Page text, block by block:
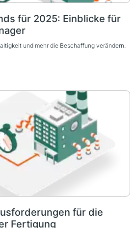
für 2025: Einblicke für
und mehr die Beschaffung verändern.
für die
Fertigung